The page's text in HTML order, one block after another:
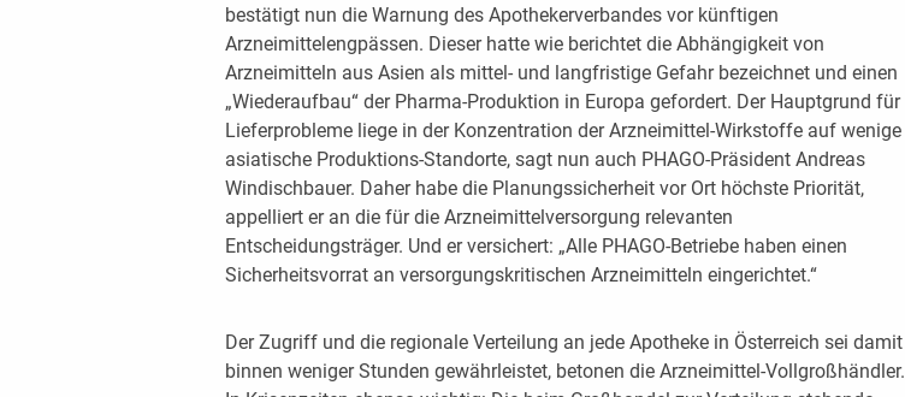
bestätigt nun die Warnung des Apothekerverbandes vor künftigen
Arzneimittelengpässen. Dieser hatte wie berichtet die Abhängigkeit von
Arzneimitteln aus Asien als mittel- und langfristige Gefahr bezeichnet und einen
„Wiederaufbau“ der Pharma-Produktion in Europa gefordert. Der Hauptgrund für
Lieferprobleme liege in der Konzentration der Arzneimittel-Wirkstoffe auf wenige
asiatische Produktions-Standorte, sagt nun auch PHAGO-Präsident Andreas
Windischbauer. Daher habe die Planungssicherheit vor Ort höchste Priorität,
appelliert er an die für die Arzneimittelversorgung relevanten
Entscheidungsträger. Und er versichert: „Alle PHAGO-Betriebe haben einen
Sicherheitsvorrat an versorgungskritischen Arzneimitteln eingerichtet.“
Der Zugriff und die regionale Verteilung an jede Apotheke in Österreich sei damit
binnen weniger Stunden gewährleistet, betonen die Arzneimittel-Vollgroßhändler.